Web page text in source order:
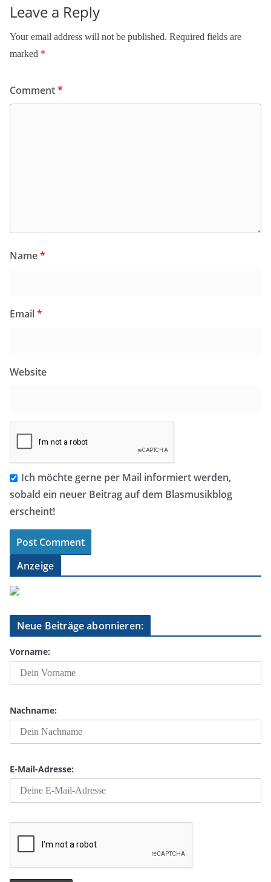
Leave a Reply
Your email address will not be published. Required fields are
marked *
Comment*
Name*
Email*
Website
Ich möchte gerne per Mail informiert werden,
sobald ein neuer Beitrag auf dem Blasmusikblog
erscheint!
Anzeige
Neue Beiträge abonnieren:
Vorname:
Nachname:
E-Mail-Adresse: